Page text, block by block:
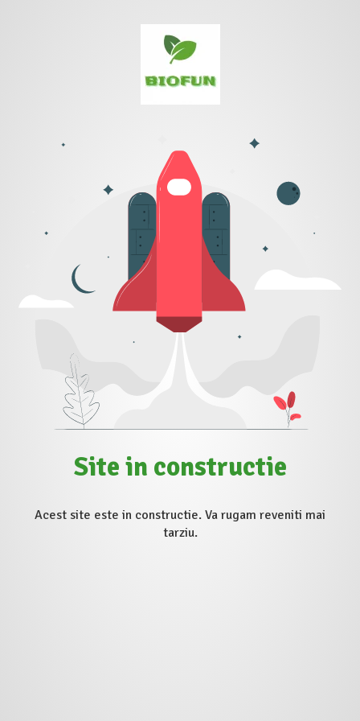
Site in constructie
Acest site este in constructie. Va rugam reveniti mai
tarziu.